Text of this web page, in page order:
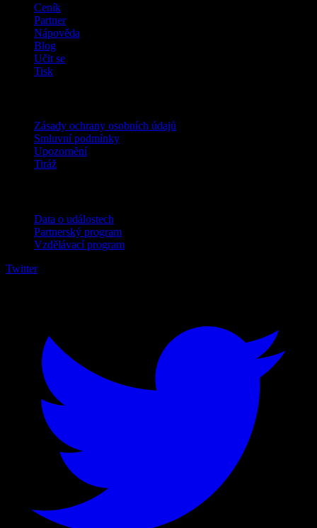
Ceník
Partner
Nápověda
Blog
Učit se
Tisk
Zásady ochrany osobních údajů
Smluvní podmínky
Upozornění
Tiráž
Data o událostech
Partnerský program
Vzdělávací program
Twitter